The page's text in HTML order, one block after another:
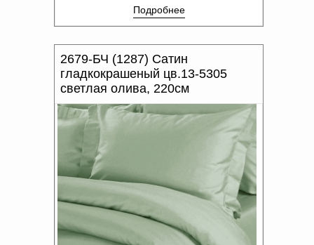
Подробнее
2679-БЧ (1287) Сатин
гладкокрашеный цв.13-5305
светлая олива, 220см